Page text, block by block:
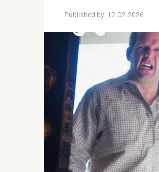
Published by: 12.02.2026